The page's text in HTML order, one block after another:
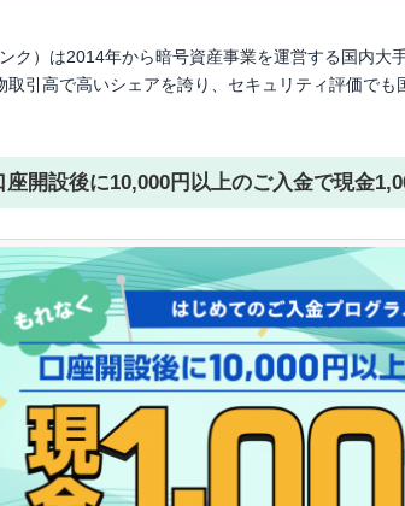
ク）は2014年から暗号資産事業を運営する国内大
引高で高いシェアを誇り、セキュリティ評価でも
開設後に10,000円以上のご入金で現金